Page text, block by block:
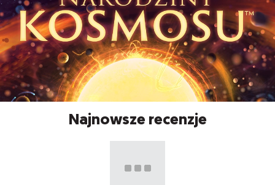
Najnowsze recenzje